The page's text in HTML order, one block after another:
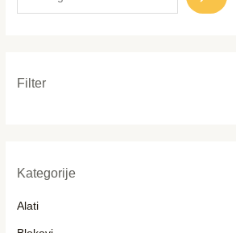
e
c
Filter
Kategorije
Alati